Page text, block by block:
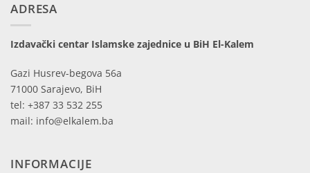
ADRESA
Izdavački centar Islamske zajednice u BiH El-Kalem
Gazi Husrev-begova 56a
71000 Sarajevo, BiH
tel: +387 33 532 255
mail: info@elkalem.ba
INFORMACIJE